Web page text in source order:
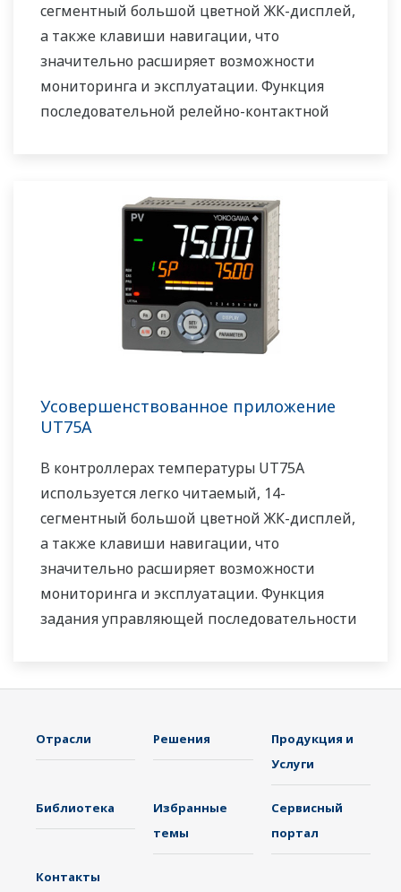
сегментный большой цветной ЖК-дисплей,
а также клавиши навигации, что
значительно расширяет возможности
мониторинга и эксплуатации. Функция
последовательной релейно-контактной
приборной панели. UT55A/UT52A также
поддерживает открытые сети, такие как
Усовершенствованное приложение
UT75A
В контроллерах температуры UT75A
используется легко читаемый, 14-
сегментный большой цветной ЖК-дисплей,
а также клавиши навигации, что
значительно расширяет возможности
мониторинга и эксплуатации. Функция
задания управляющей последовательности
глубина контроллера помогает сэкономить
поддерживает открытые сети, такие как
Отрасли Решения
Продукция и
Услуги
Библиотека
Избранные
темы
Сервисный
портал
Контакты